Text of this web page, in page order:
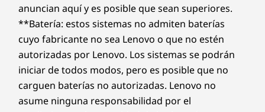
anuncian aquí y es posible que sean superiores.
**Batería: estos sistemas no admiten baterías
cuyo fabricante no sea Lenovo o que no estén
autorizadas por Lenovo. Los sistemas se podrán
iniciar de todos modos, pero es posible que no
carguen baterías no autorizadas. Lenovo no
asume ninguna responsabilidad por el